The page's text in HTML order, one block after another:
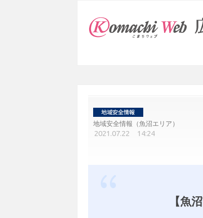
地域安全情報（魚沼エリア）
2021.07.22 14:24
【魚